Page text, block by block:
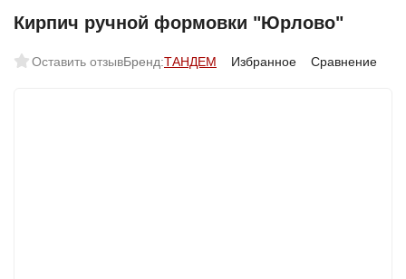
Кирпич ручной формовки "Юрлово"
Оставить отзывБренд:ТАНДЕМ Избранное Сравнение